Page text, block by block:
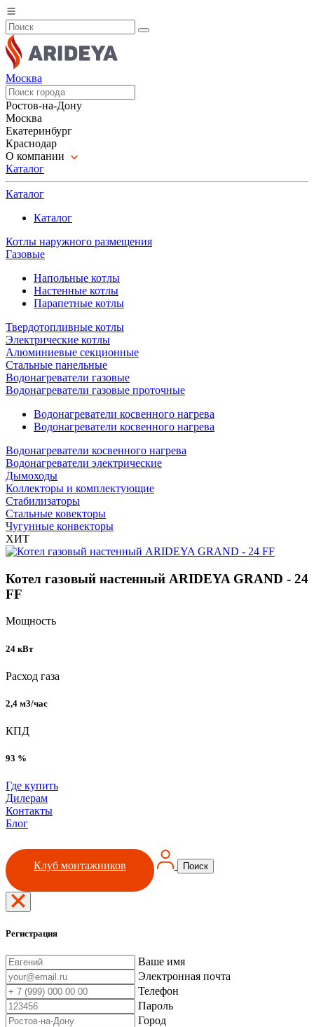
Москва
Ростов-на-Дону
Москва
Екатеринбург
Краснодар
О компании
Каталог
Каталог
Каталог
Котлы наружного размещения
Газовые
Напольные котлы
Настенные котлы
Парапетные котлы
Твердотопливные котлы
Электрические котлы
Алюминиевые секционные
Стальные панельные
Водонагреватели газовые
Водонагреватели газовые проточные
Водонагреватели косвенного нагрева
Водонагреватели косвенного нагрева
Водонагреватели косвенного нагрева
Водонагреватели электрические
Дымоходы
Коллекторы и комплектующие
Стабилизаторы
Стальные ковекторы
Чугунные конвекторы
ХИТ
Котел газовый настенный ARIDEYA GRAND - 24
FF
Мощность
24 кВт
Расход газа
2,4 м3/час
КПД
93 %
Где купить
Дилерам
Контакты
Блог
Клуб монтажников Поиск
Регистрация
Ваше имя
Электронная почта
Телефон
Пароль
Город